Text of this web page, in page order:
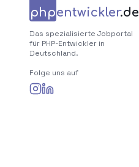
phpentwickler.de
Das spezialisierte Jobportal
für PHP-Entwickler in
Deutschland.
Folge uns auf